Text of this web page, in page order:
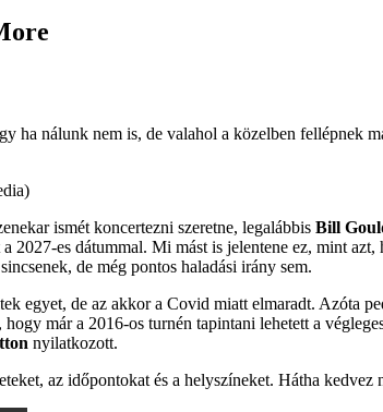
ha nálunk nem is, de valahol a közelben fellépnek
ismét koncertezni szeretne, legalábbis Bill
2027-es dátummal. Mi mást is jelentene ez, mint azt,
de még pontos haladási irány sem.
egyet, de az akkor a Covid miatt elmaradt. Azóta
már a 2016-os turnén tapintani lehetett a
nyilatkozott.
az időpontokat és a helyszíneket. Hátha kedvez